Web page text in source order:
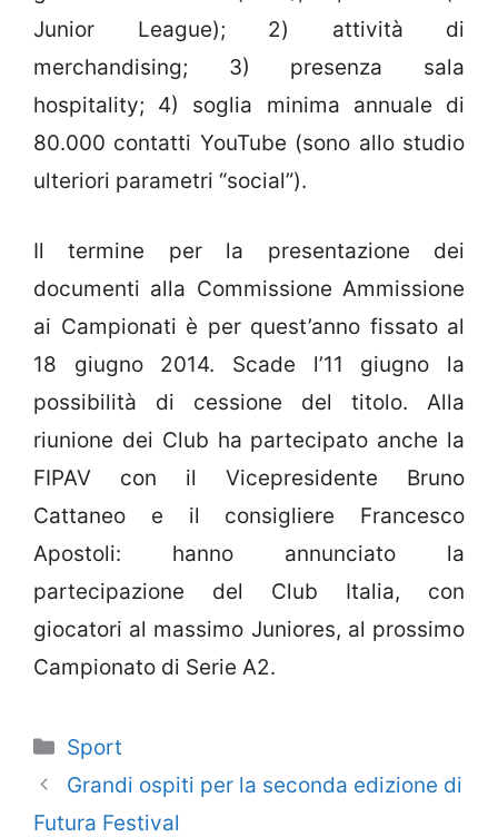
Junior League); 2) attività di
merchandising; 3) presenza sala
hospitality; 4) soglia minima annuale di
80.000 contatti YouTube (sono allo studio
ulteriori parametri “social”).
Il termine per la presentazione dei
documenti alla Commissione Ammissione
ai Campionati è per quest’anno fissato al
18 giugno 2014. Scade l’11 giugno la
possibilità di cessione del titolo. Alla
riunione dei Club ha partecipato anche la
FIPAV con il Vicepresidente Bruno
Cattaneo e il consigliere Francesco
Apostoli: hanno annunciato la
partecipazione del Club Italia, con
giocatori al massimo Juniores, al prossimo
Campionato di Serie A2.
Categorie
Sport
Grandi ospiti per la seconda edizione di
Futura Festival